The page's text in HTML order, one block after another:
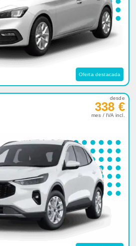
Oferta destacada
desde
338 €
mes / IVA incl.